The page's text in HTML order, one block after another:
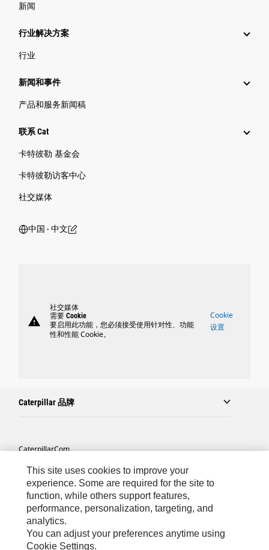
新闻
行业解决方案
行业
新闻和事件
产品和服务新闻稿
联系 Cat
卡特彼勒 基金会
卡特彼勒访客中心
社交媒体
中国 ‧ 中文
warning
社交媒体
需要 Cookie
要启用此功能，您必须接受使用针对性、功能
性和性能 Cookie。
Cookie
设置
Caterpillar 品牌
Caterpillar.com
联系 Caterpillar
站点地图
Cookie Settings
法律
隐私
This site uses cookies to improve your
experience. Some are required for the site to
function, while others support features,
performance, personalization, targeting, and
analytics.
You can adjust your preferences anytime using
Cookie Settings.